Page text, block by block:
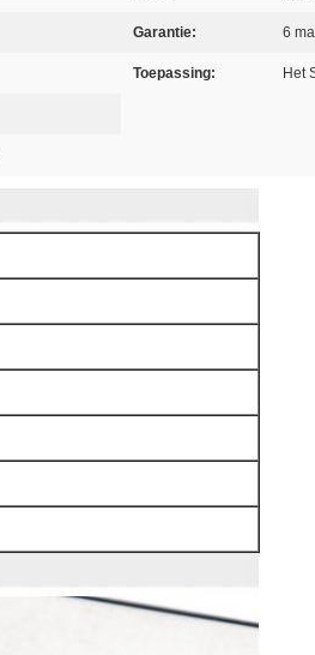
Garantie: 6
Toepassing: Het